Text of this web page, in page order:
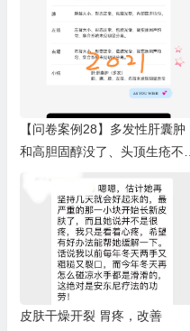
【问卷案例28】多发性肝囊肿
和高胆固醇没了、头顶生疮不见
善，心悸潮热便秘没了等等
皮肤干燥开裂 胃疼，改善